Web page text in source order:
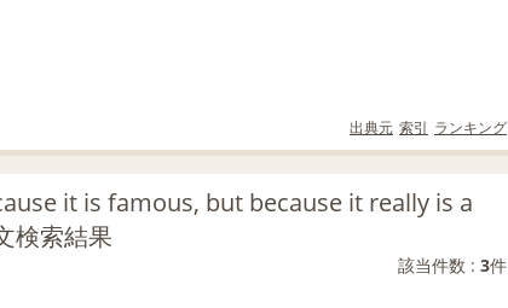
出典元 索引 ランキング
it is famous, but because it really is a
検索結果
該当件数 : 3件